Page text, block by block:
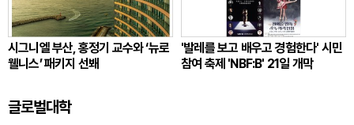
시그니엘 부산, 홍정기 교수와 ‘뉴로
웰니스’ 패키지 선봬
'발레를 보고 배우고 경험한다' 시민
참여 축제 'NBF:B' 21일 개막
글로벌대학